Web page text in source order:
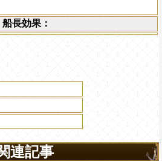
船長効果：
連記事